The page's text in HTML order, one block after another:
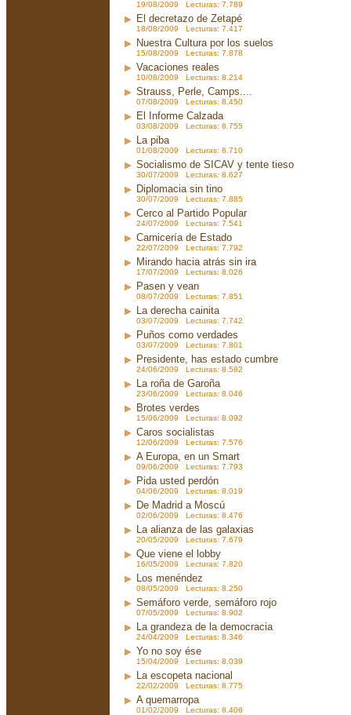
19/08/2009 Lecturas: 7.789
El decretazo de Zetapé
18/08/2009 Lecturas: 7.417
Nuestra Cultura por los suelos
15/08/2009 Lecturas: 7.878
Vacaciones reales
10/08/2009 Lecturas: 8.214
Strauss, Perle, Camps....
07/08/2009 Lecturas: 8.450
El Informe Calzada
03/08/2009 Lecturas: 8.755
La piba
01/08/2009 Lecturas: 8.710
Socialismo de SICAV y tente tieso
30/07/2009 Lecturas: 8.627
Diplomacia sin tino
30/07/2009 Lecturas: 7.885
Cerco al Partido Popular
24/07/2009 Lecturas: 7.541
Carnicería de Estado
22/07/2009 Lecturas: 7.792
Mirando hacia atrás sin ira
17/07/2009 Lecturas: 8.026
Pasen y vean
08/07/2009 Lecturas: 7.851
La derecha cainita
03/07/2009 Lecturas: 7.742
Puños como verdades
03/07/2009 Lecturas: 7.801
Presidente, has estado cumbre
24/06/2009 Lecturas: 8.582
La roña de Garoña
23/06/2009 Lecturas: 8.046
Brotes verdes
15/06/2009 Lecturas: 8.092
Caros socialistas
12/06/2009 Lecturas: 7.576
A Europa, en un Smart
09/06/2009 Lecturas: 7.793
Pida usted perdón
04/06/2009 Lecturas: 8.019
De Madrid a Moscú
02/06/2009 Lecturas: 8.476
La alianza de las galaxias
20/05/2009 Lecturas: 7.679
Que viene el lobby
16/05/2009 Lecturas: 7.820
Los menéndez
08/05/2009 Lecturas: 8.250
Semáforo verde, semáforo rojo
07/05/2009 Lecturas: 8.902
La grandeza de la democracia
24/04/2009 Lecturas: 8.346
Yo no soy ése
15/04/2009 Lecturas: 8.039
La escopeta nacional
22/02/2009 Lecturas: 8.775
A quemarropa
01/02/2009 Lecturas: 8.406